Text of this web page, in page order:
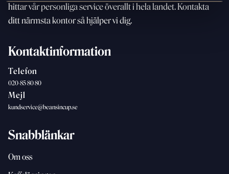
hittar vår personliga service överallt i hela landet. Kontakta
ditt närmsta kontor så hjälper vi dig.
Kontaktinformation
Telefon
020-85 80 80
Mejl
kundservice@beansincup.se
Snabblänkar
Om oss